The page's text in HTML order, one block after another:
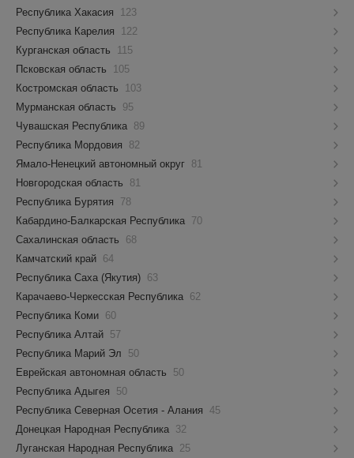
Республика Хакасия
123
Республика Карелия
122
Курганская область
115
Псковская область
105
Костромская область
103
Мурманская область
95
Чувашская Республика 89
Республика Мордовия
82
Ямало-Ненецкий автономный округ 81
Новгородская область
81
Республика Бурятия
78
Кабардино-Балкарская Республика 70
Сахалинская область
68
Камчатский край 64
Республика Саха (Якутия) 63
Карачаево-Черкесская Республика 62
Республика Коми 60
Республика Алтай 57
Республика Марий Эл
50
Еврейская автономная область
50
Республика Адыгея
50
Республика Северная Осетия - Алания 45
Донецкая Народная Республика 32
Луганская Народная Республика 25